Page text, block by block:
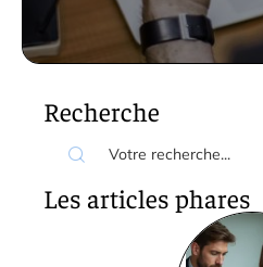
Recherche
Les articles phares